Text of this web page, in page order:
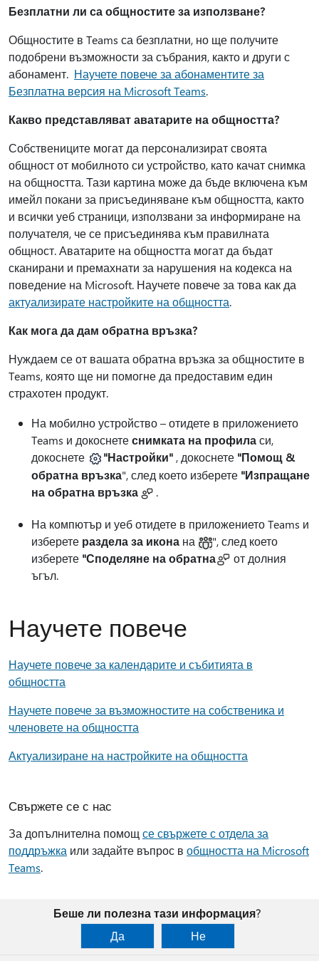
Безплатни ли са общностите за използване?
Общностите в Teams са безплатни, но ще получите
подобрени възможности за събрания, както и други с
абонамент. Научете повече за абонаментите за
Безплатна версия на Microsoft Teams.
Какво представляват аватарите на общността?
Собствениците могат да персонализират своята
общност от мобилното си устройство, като качат снимка
на общността. Тази картина може да бъде включена към
имейл покани за присъединяване към общността, както
и всички уеб страници, използвани за информиране на
получателя, че се присъединява към правилната
общност. Аватарите на общността могат да бъдат
сканирани и премахнати за нарушения на кодекса на
поведение на Microsoft. Научете повече за това как да
актуализирате настройките на общността.
Как мога да дам обратна връзка?
Нуждаем се от вашата обратна връзка за общностите в
Teams, която ще ни помогне да предоставим един
страхотен продукт.
На мобилно устройство – отидете в приложението
Teams и докоснетеснимката на профиласи,
докоснете
"Настройки" , докоснете "Помощ &
обратна връзка", след което изберете "Изпращане
на обратна връзка
.
На компютър и уеб отидете в приложението Teams и
изберете раздела за икона на
", след което
изберете "Споделяне на обратна
от долния
ъгъл.
Научете повече
Научете повече за календарите и събитията в
общността
Научете повече за възможностите на собственика и
членовете на общността
Актуализиране на настройките на общността
Свържете се с нас
За допълнителна помощ се свържете с отдела за
поддръжка или задайте въпрос в общността на Microsoft
Teams.
Беше ли полезна тази информация?
Да
Не